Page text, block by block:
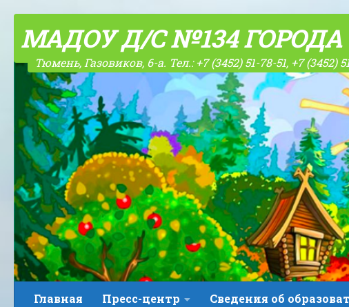
МАДОУ Д/С №134
Тюмень, Газовиков, 6-а. Тел.: +7 (3452) 51-78-51, +7 (3452)
Главная Пресс-центр Сведения об